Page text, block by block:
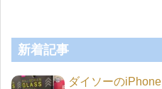
新着記事
ダイソーの